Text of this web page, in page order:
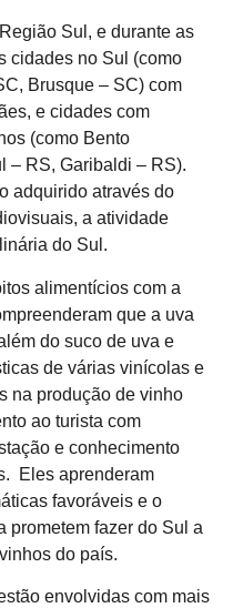
Sul, e durante as
cidades no Sul (como
Brusque – SC) com
e cidades com
(como Bento
– RS, Garibaldi – RS).
adquirido através do
a atividade
do Sul.
alimentícios com a
que a uva
do suco de uva e
de várias vinícolas e
na produção de vinho
ao turista com
e conhecimento
Eles aprenderam
favoráveis e o
prometem fazer do Sul a
do país.
envolvidas com mais